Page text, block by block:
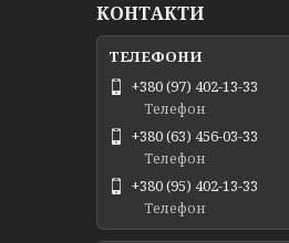
КОНТАКТИ
+380 (97) 402-13-33
Телефон
+380 (63) 456-03-33
Телефон
+380 (95) 402-13-33
Телефон